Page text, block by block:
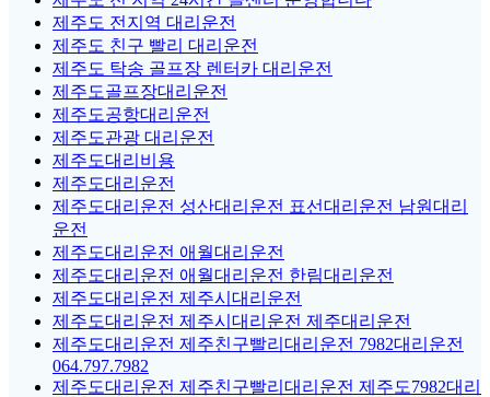
제주도 전지역 대리운전
제주도 친구 빨리 대리운전
제주도 탁송 골프장 렌터카 대리운전
제주도골프장대리운전
제주도공항대리운전
제주도관광 대리운전
제주도대리비용
제주도대리운전
제주도대리운전 성산대리운전 표선대리운전 남원대리
운전
제주도대리운전 애월대리운전
제주도대리운전 애월대리운전 한림대리운전
제주도대리운전 제주시대리운전
제주도대리운전 제주시대리운전 제주대리운전
제주도대리운전 제주친구빨리대리운전 7982대리운전
064.797.7982
제주도대리운전 제주친구빨리대리운전 제주도7982대리